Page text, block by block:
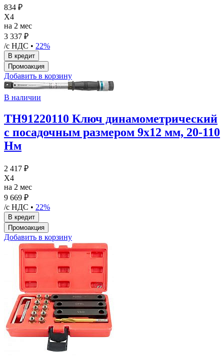
834 ₽
X4
на 2 мес
3 337 ₽
/с НДС • 22%
Добавить в корзину
В наличии
TH91220110 Ключ динамометрический
с посадочным размером 9х12 мм, 20-110
Нм
2 417 ₽
X4
на 2 мес
9 669 ₽
/с НДС • 22%
Добавить в корзину